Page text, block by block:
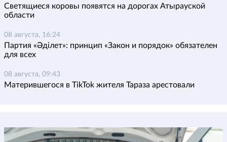
Светящиеся коровы появятся на дорогах Атырауской
области
08 августа, 16:24
Партия «Әділет»: принцип «Закон и порядок» обязателен
для всех
08 августа, 09:43
Матерившегося в TikTok жителя Тараза арестовали